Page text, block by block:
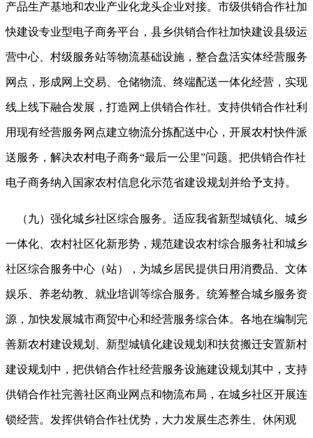
产品生产基地和农业产业化龙头企业对接。市级供销合作社加
快建设专业型电子商务平台，县乡供销合作社加快建设县级运
营中心、村级服务站等物流基础设施，整合盘活实体经营服务
网点，形成网上交易、仓储物流、终端配送一体化经营，实现
线上线下融合发展，打造网上供销合作社。支持供销合作社利
用现有经营服务网点建立物流分拣配送中心，开展农村快件派
送服务，解决农村电子商务“最后一公里”问题。把供销合作社
电子商务纳入国家农村信息化示范省建设规划并给予支持。
（九）强化城乡社区综合服务。适应我省新型城镇化、城乡
一体化、农村社区化新形势，规范建设农村综合服务社和城乡
社区综合服务中心（站），为城乡居民提供日用消费品、文体
娱乐、养老幼教、就业培训等综合服务。统筹整合城乡服务资
源，加快发展城市商贸中心和经营服务综合体。各地在编制完
善新农村建设规划、新型城镇化建设规划和扶贫搬迁安置新村
建设规划中，把供销合作社经营服务设施建设规划其中，支持
供销合作社完善社区商业网点和物流布局，在城乡社区开展连
锁经营。发挥供销合作社优势，大力发展生态养生、休闲观